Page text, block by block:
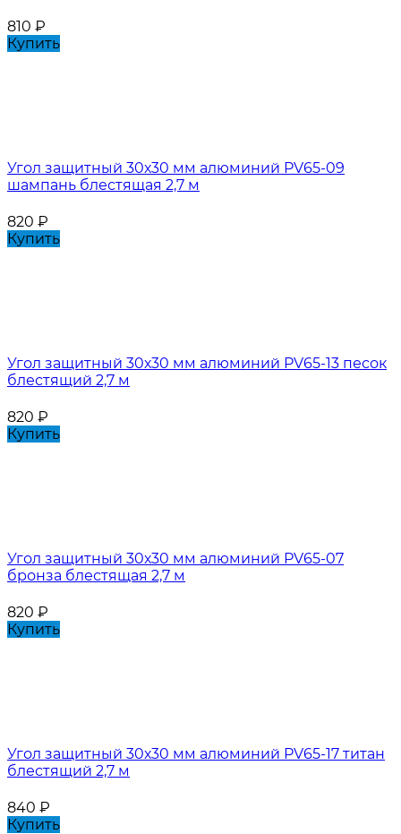
810 ₽
Купить
Угол защитный 30х30 мм алюминий PV65-09
шампань блестящая 2,7 м
820 ₽
Купить
Угол защитный 30х30 мм алюминий PV65-13 песок
блестящий 2,7 м
820 ₽
Купить
Угол защитный 30х30 мм алюминий PV65-07
бронза блестящая 2,7 м
820 ₽
Купить
Угол защитный 30х30 мм алюминий PV65-17 титан
блестящий 2,7 м
840 ₽
Купить